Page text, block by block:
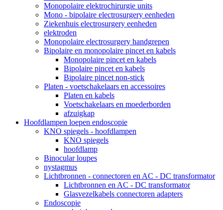
Monopolaire elektrochirurgie units
Mono - bipolaire electrosurgery eenheden
Ziekenhuis electrosurgery eenheden
elektroden
Monopolaire electrosurgery handgrepen
Bipolaire en monopolaire pincet en kabels
Monopolaire pincet en kabels
Bipolaire pincet en kabels
Bipolaire pincet non-stick
Platen - voetschakelaars en accessoires
Platen en kabels
Voetschakelaars en moederborden
afzuigkap
Hoofdlampen loepen endoscopie
KNO spiegels - hoofdlampen
KNO spiegels
hoofdlamp
Binocular loupes
nystagmus
Lichtbronnen - connectoren en AC - DC transformator
Lichtbronnen en AC - DC transformator
Glasvezelkabels connectoren adapters
Endoscopie